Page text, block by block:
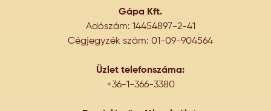
Gápa Kft.
Adószám: 14454897-2-41
Cégjegyzék szám: 01-09-904564
Üzlet telefonszáma:
+36-1-366-3380